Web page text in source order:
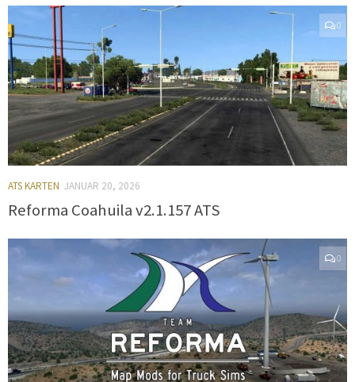
0
ATS KARTEN JANUAR 20, 2026
Reforma Coahuila v2.1.157 ATS
0